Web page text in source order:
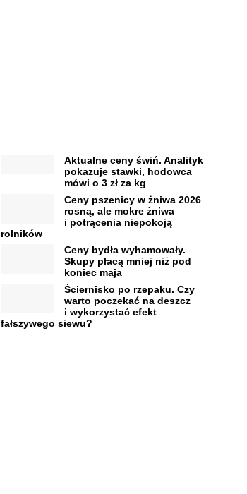
Aktualne ceny świń. Analityk
pokazuje stawki, hodowca
mówi o 3 zł za kg
Ceny pszenicy w żniwa 2026
rosną, ale mokre żniwa
i potrącenia niepokoją
rolników
Ceny bydła wyhamowały.
Skupy płacą mniej niż pod
koniec maja
Ściernisko po rzepaku. Czy
warto poczekać na deszcz
i wykorzystać efekt
fałszywego siewu?